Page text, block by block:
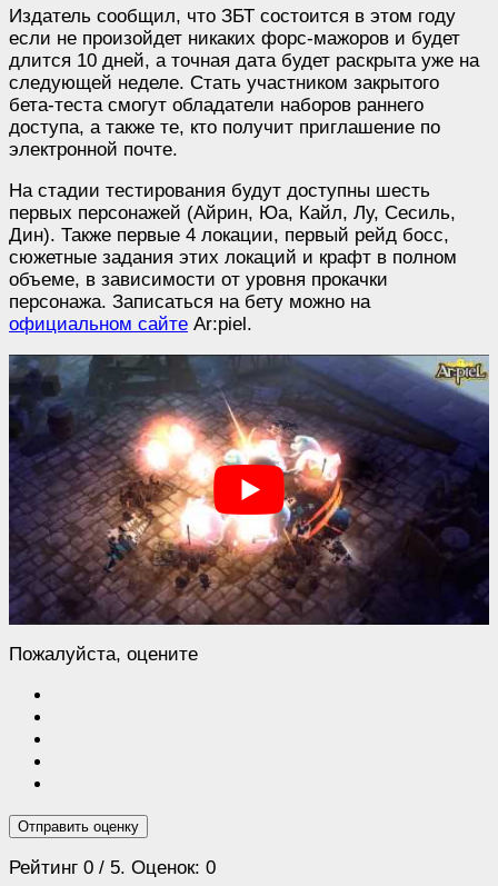
Издатель сообщил, что ЗБТ состоится в этом году
если не произойдет никаких форс-мажоров и будет
длится 10 дней, а точная дата будет раскрыта уже на
следующей неделе. Стать участником закрытого
бета-теста смогут обладатели наборов раннего
доступа, а также те, кто получит приглашение по
электронной почте.
На стадии тестирования будут доступны шесть
первых персонажей (Айрин, Юа, Кайл, Лу, Сесиль,
Дин). Также первые 4 локации, первый рейд босс,
сюжетные задания этих локаций и крафт в полном
объеме, в зависимости от уровня прокачки
персонажа. Записаться на бету можно на
официальном сайте Ar:piel.
Пожалуйста, оцените
Отправить оценку
Рейтинг 0 / 5. Оценок: 0